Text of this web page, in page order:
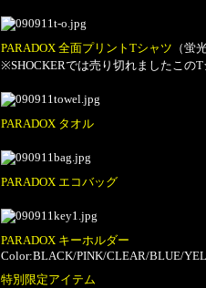
PARADOX 全面プリントTシャツ （蛍
※SHOCKERでは売り切れましたこの
PARADOX タオル
PARADOX エコバッグ
PARADOX キーホルダー
Color:BLACK/PINK/CLEAR/BLUE/
特別限定アイテム